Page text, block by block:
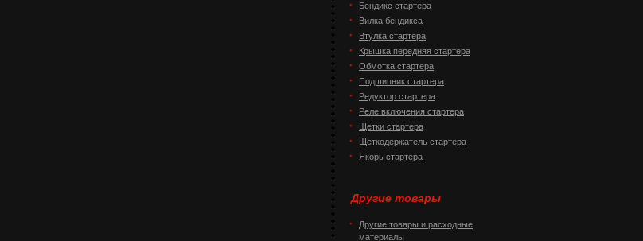
Бендикс стартера
Вилка бендикса
Втулка стартера
Крышка передняя стартера
Обмотка стартера
Подшипник стартера
Редуктор стартера
Реле включения стартера
Щетки стартера
Щеткодержатель стартера
Якорь стартера
Другие товары
Другие товары и расходные